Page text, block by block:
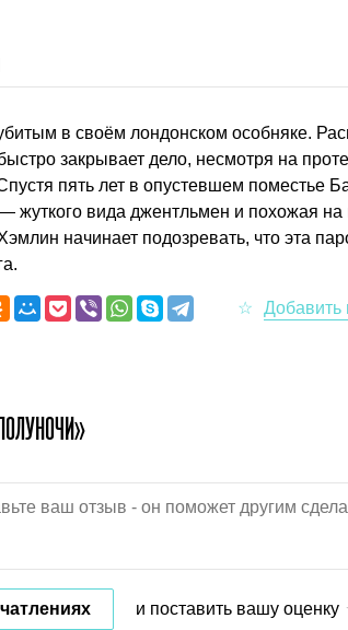
в своём лондонском особняке.
закрывает дело, несмотря на
пять лет в опустевшем поместье
вида джентльмен и похожая на
начинает подозревать, что эта
и поставить вашу оценку